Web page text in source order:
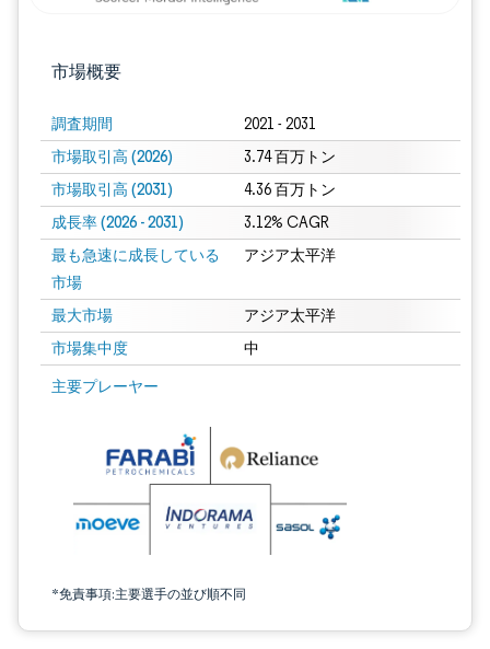
市場概要
調査期間 2021 - 2031
市場取引高 (2026) 3.74 百万トン
市場取引高 (2031) 4.36 百万トン
成長率 (2026 - 2031) 3.12% CAGR
最も急速に成長している
市場
アジア太平洋
最大市場 アジア太平洋
市場集中度 中
主要プレーヤー
*免責事項:主要選手の並び順不同
画像 © Mordor Intelligence。再利用にはCC BY 4.0の表示が必要です。